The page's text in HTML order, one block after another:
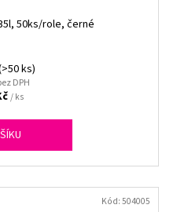
50ks/role, černé
ks)
DPH
/ ks
Kód:504005